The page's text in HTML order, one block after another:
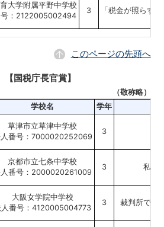
大学附属平野中学校
号：2122005002494
3 「税金が照らす
このページの先頭へ
【国税庁長官賞】
（敬称略）
学校名 学年
草津市立草津中学校
番号：7000020252069
3
京都市立七条中学校
番号：2000020261009
3 私と
大阪女学院中学校
人番号：4120005004773
3 裁判所で考